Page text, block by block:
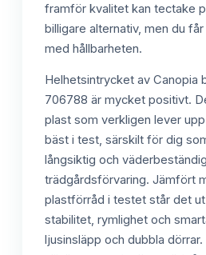
framför kvalitet kan tectake
billigare alternativ, men du
med hållbarheten.
Helhetsintrycket av Canopia
706788 är mycket positivt.
plast som verkligen lever
bäst i test, särskilt för dig
långsiktig och
trädgårdsförvaring. Jämfört
plastförråd i testet står det
stabilitet, rymlighet och
ljusinsläpp och dubbla